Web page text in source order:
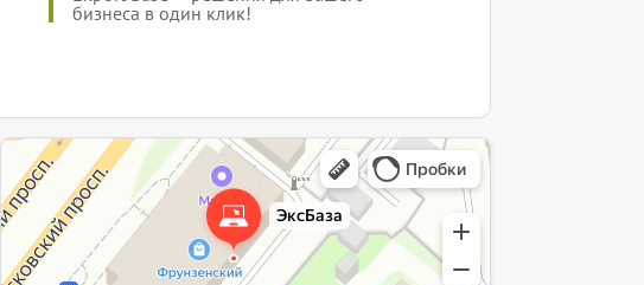
бизнеса в один клик!
ЭкспортБейз
Информационный интернет-сайт в Ярославле
Информационная служба в Ярославле